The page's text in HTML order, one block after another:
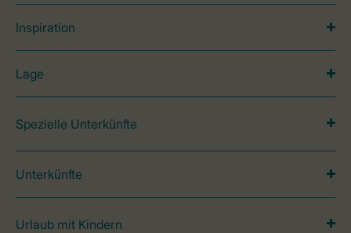
Inspiration
Lage
Spezielle Unterkünfte
Unterkünfte
Urlaub mit Kindern